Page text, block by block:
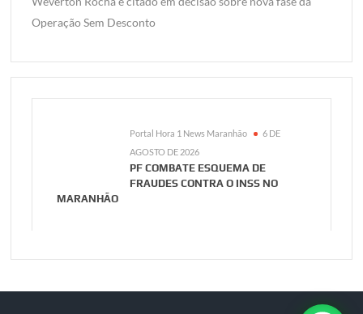
Operação Sem Desconto
Portal Hora 1 News Maranhão
6 DE
AGOSTO DE 2026
PF COMBATE ESQUEMA DE
FRAUDES CONTRA O INSS NO
MARANHÃO